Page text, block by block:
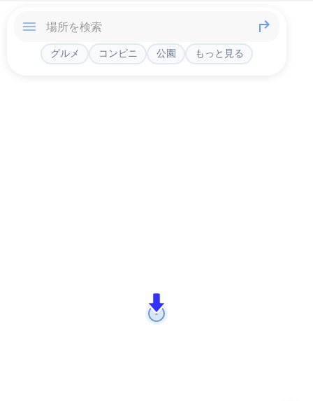
グルメ コンビニ 公園 もっと見る